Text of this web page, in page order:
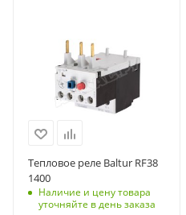
Тепловое реле Baltur RF38
1400
Наличие и цену товара
уточняйте в день заказа